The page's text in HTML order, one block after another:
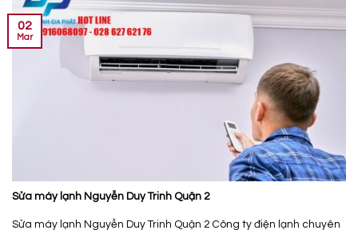
Sửa máy lạnh Nguyễn Duy Trinh Quận 2
Sửa máy lạnh Nguyễn Duy Trinh Quận 2 Công ty điện lạnh chuyên
02
Mar